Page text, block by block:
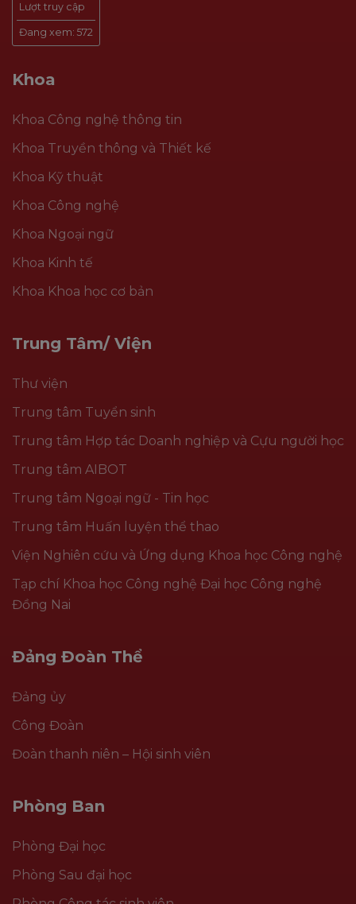
Lượt truy cập
Đang xem: 572
Khoa
Khoa Công nghệ thông tin
Khoa Truyền thông và Thiết kế
Khoa Kỹ thuật
Khoa Công nghệ
Khoa Ngoại ngữ
Khoa Kinh tế
Khoa Khoa học cơ bản
Trung Tâm/ Viện
Thư viện
Trung tâm Tuyển sinh
Trung tâm Hợp tác Doanh nghiệp và Cựu người học
Trung tâm AIBOT
Trung tâm Ngoại ngữ - Tin học
Trung tâm Huấn luyện thể thao
Viện Nghiên cứu và Ứng dụng Khoa học Công nghệ
Tạp chí Khoa học Công nghệ Đại học Công nghệ
Đồng Nai
Đảng Đoàn Thể
Đảng ủy
Công Đoàn
Đoàn thanh niên – Hội sinh viên
Phòng Ban
Phòng Đại học
Phòng Sau đại học